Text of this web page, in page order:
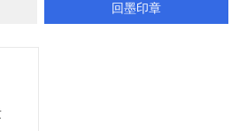
回墨印章